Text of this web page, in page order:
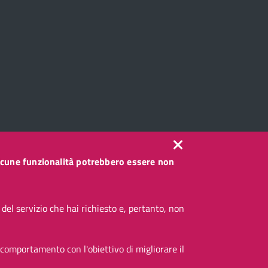
funzionalità potrebbero essere non
servizio che hai richiesto e, pertanto, non
con l'obiettivo di migliorare il